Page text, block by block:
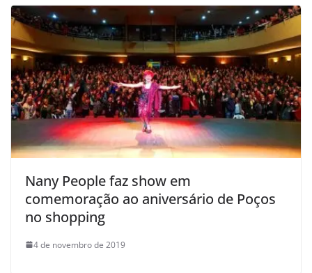
Nany People faz show em
comemoração ao aniversário de Poços
no shopping
4 de novembro de 2019